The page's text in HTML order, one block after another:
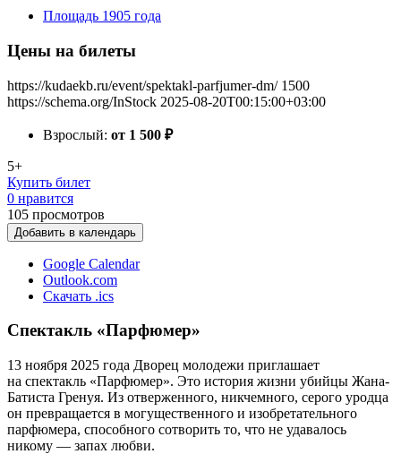
Площадь 1905 года
Цены на билеты
https://kudaekb.ru/event/spektakl-parfjumer-dm/ 1500
https://schema.org/InStock 2025-08-20T00:15:00+03:00
Взрослый: от 1 500 ₽
5+
Купить билет
0 нравится
105 просмотров
Добавить в календарь
Google Calendar
Outlook.com
Скачать .ics
Спектакль «Парфюмер»
13 ноября 2025 года Дворец молодежи приглашает
на спектакль «Парфюмер». Это история жизни убийцы Жана-
Батиста Гренуя. Из отверженного, никчемного, серого уродца
он превращается в могущественного и изобретательного
парфюмера, способного сотворить то, что не удавалось
никому — запах любви.